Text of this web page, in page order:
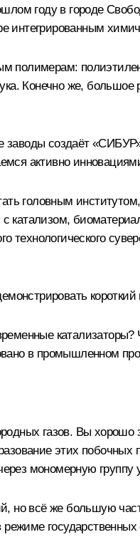
году в городе
интегрированным
полимерам:
Конечно же,
создаёт
активно
головным
катализом,
в промышленном
газов. Вы
этих побочных
мономерную группу
но всё же большую